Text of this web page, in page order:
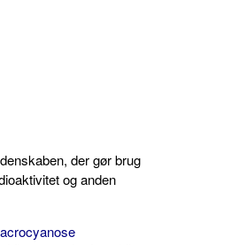
der gør brug
og anden